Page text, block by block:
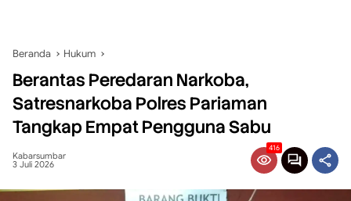
Beranda Hukum
Berantas Peredaran Narkoba,
Satresnarkoba Polres Pariaman
Tangkap Empat Pengguna Sabu
Kabarsumbar
3 Juli 2026
416